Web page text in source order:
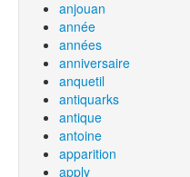
anjouan
année
années
anniversaire
anquetil
antiquarks
antique
antoine
apparition
apply